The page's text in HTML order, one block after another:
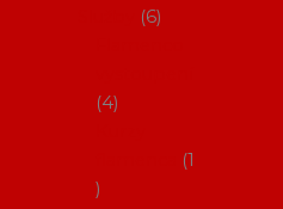
6
4
1